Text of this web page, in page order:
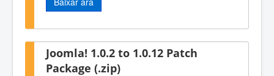
Joomla! 1.0.2 to 1.0.12 Patch
Package (.zip)